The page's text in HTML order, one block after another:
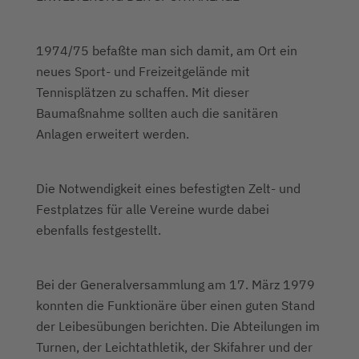
1974/75 befaßte man sich damit, am Ort ein
neues Sport- und Freizeitgelände mit
Tennisplätzen zu schaffen. Mit dieser
Baumaßnahme sollten auch die sanitären
Anlagen erweitert werden.
Die Notwendigkeit eines befestigten Zelt- und
Festplatzes für alle Vereine wurde dabei
ebenfalls festgestellt.
Bei der Generalversammlung am 17. März 1979
konnten die Funktionäre über einen guten Stand
der Leibesübungen berichten. Die Abteilungen im
Turnen, der Leichtathletik, der Skifahrer und der